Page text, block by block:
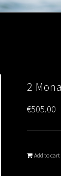
2
€505.00
Add to cart